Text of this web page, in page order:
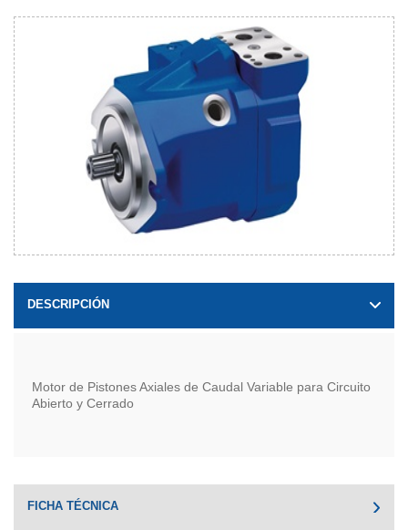
DESCRIPCIÓN
Motor de Pistones Axiales de Caudal Variable para Circuito
Abierto y Cerrado
FICHA TÉCNICA